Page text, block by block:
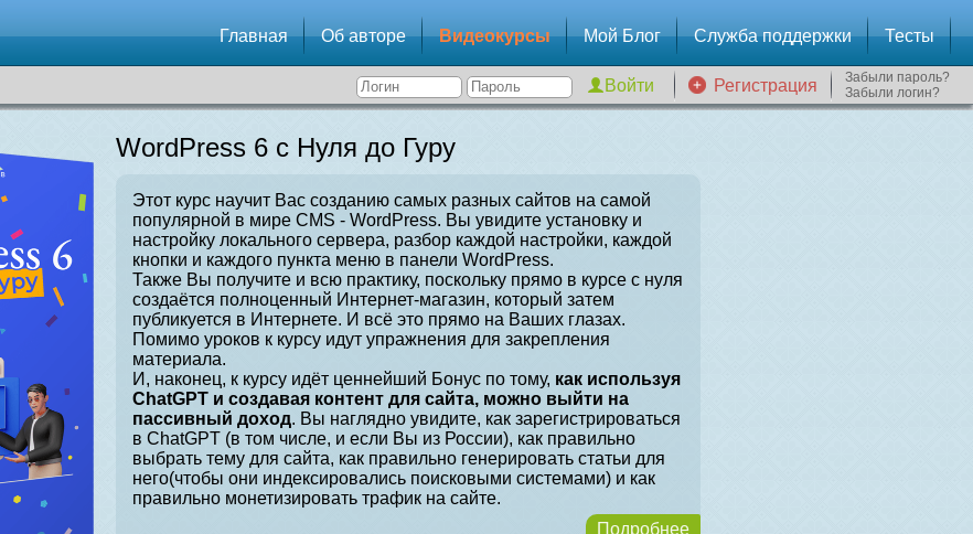
Главная Об авторе Видеокурсы Мой Блог Служба поддержки Тесты
Регистрация
Забыли пароль?
Забыли логин?
WordPress 6 с Нуля до Гуру
Этот курс научит Вас созданию самых разных сайтов на самой
популярной в мире CMS - WordPress. Вы увидите установку и
настройку локального сервера, разбор каждой настройки, каждой
кнопки и каждого пункта меню в панели WordPress.
Также Вы получите и всю практику, поскольку прямо в курсе с нуля
создаётся полноценный Интернет-магазин, который затем
публикуется в Интернете. И всё это прямо на Ваших глазах.
Помимо уроков к курсу идут упражнения для закрепления
материала.
И, наконец, к курсу идёт ценнейший Бонус по тому, как используя
ChatGPT и создавая контент для сайта, можно выйти на
пассивный доход. Вы наглядно увидите, как зарегистрироваться
в ChatGPT (в том числе, и если Вы из России), как правильно
выбрать тему для сайта, как правильно генерировать статьи для
него(чтобы они индексировались поисковыми системами) и как
правильно монетизировать трафик на сайте.
Подробнее